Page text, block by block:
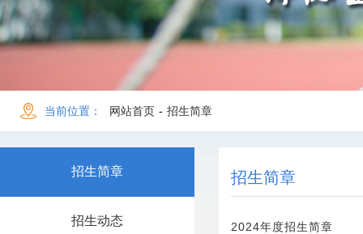
当前位置： 网站首页 - 招生简章
招生简章
招生动态
招生简章
2024年度招生简章